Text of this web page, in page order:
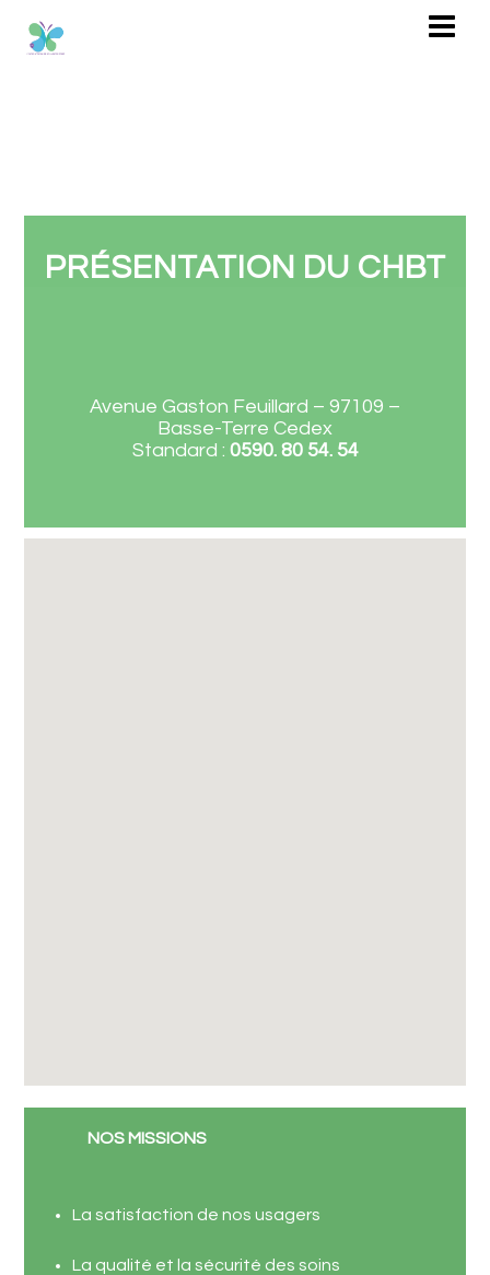
PRÉSENTATION DU CHBT
Avenue Gaston Feuillard – 97109 –
Basse-Terre Cedex
Standard : 0590. 80 54. 54
NOS MISSIONS
La satisfaction de nos usagers
La qualité et la sécurité des soins